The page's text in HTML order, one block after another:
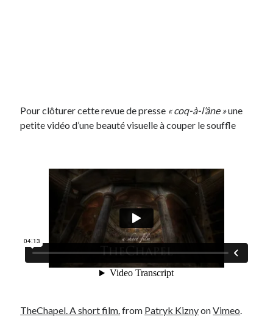
Pour clôturer cette revue de presse « coq-à-l’âne »une
petite vidéo d’une beauté visuelle à couper le souffle
TheChapel. A short film.from Patryk KiznyonVimeo.